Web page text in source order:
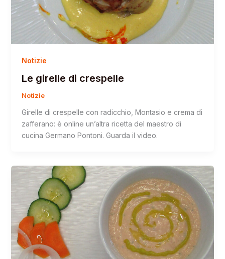
Notizie
Le girelle di crespelle
Notizie
Girelle di crespelle con radicchio, Montasio e crema di
zafferano: è online un’altra ricetta del maestro di
cucina Germano Pontoni. Guarda il video.